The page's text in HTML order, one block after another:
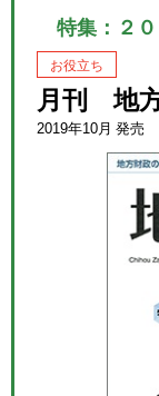
特集：２
お役立ち
月刊 地
2019年10月 発売